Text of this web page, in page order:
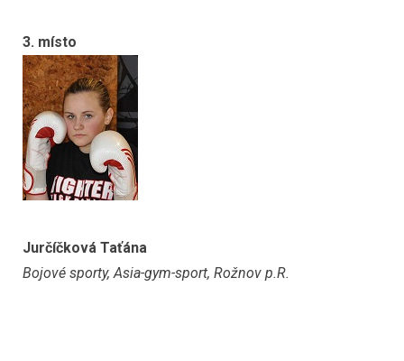
3. místo
Jurčíčková Taťána
Bojové sporty, Asia-gym-sport, Rožnov p.R.